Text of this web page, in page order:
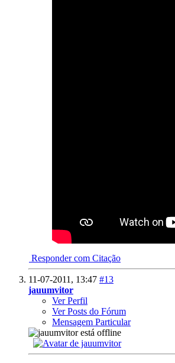
Responder com Citação
11-07-2011, 13:47 #13
jauumvitor
Ver Perfil
Ver Posts do Fórum
Mensagem Particular